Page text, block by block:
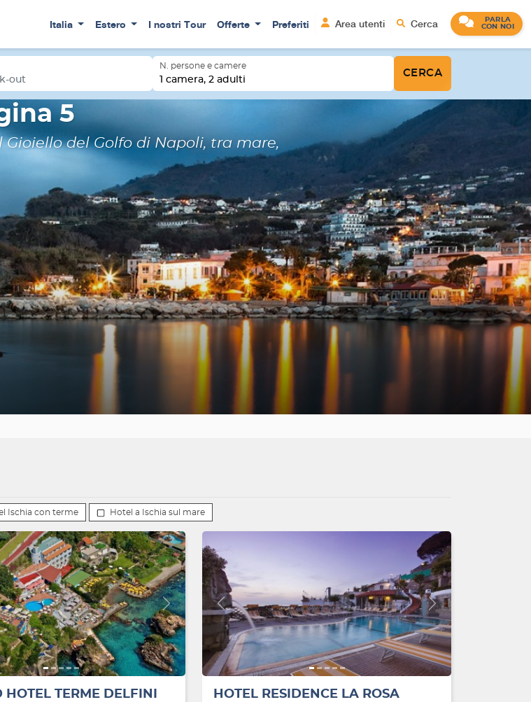
Italia Estero I nostri Tour Offerte Preferiti Area utenti Cerca
PARLA
CON NOI
out
N. persone e camere
1 camera, 2 adulti
CERCA
5
del Golfo di Napoli, tra mare,
Ischia con terme Hotel a Ischia sul mare
Avanti
HOTEL TERME DELFINI
Indietro Avanti
HOTEL RESIDENCE LA ROSA